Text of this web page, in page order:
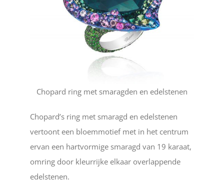
Chopard ring met smaragden en edelstenen
Chopard’s ring met smaragd en edelstenen
vertoont een bloemmotief met in het centrum
ervan een hartvormige smaragd van 19 karaat,
omring door kleurrijke elkaar overlappende
edelstenen.